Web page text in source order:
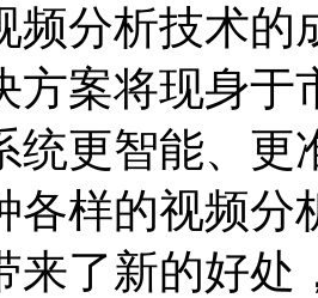
频分析技术
方案将现身
统更智能、更
各样的视频分
来了新的好处